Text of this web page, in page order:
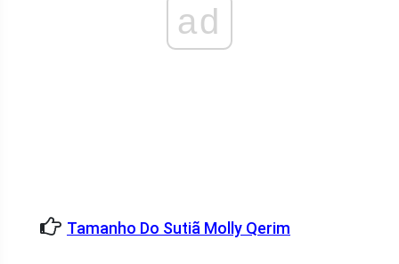
ad
Tamanho Do Sutiã Molly Qerim